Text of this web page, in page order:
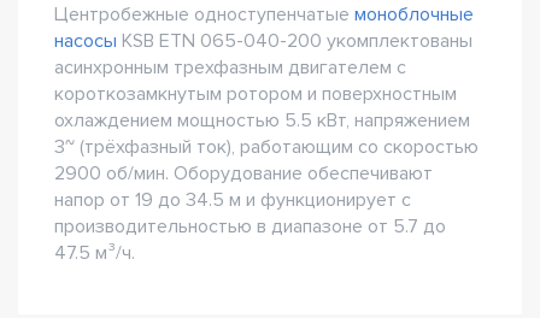
Центробежные одноступенчатые моноблочные
насосы KSB ETN 065-040-200 укомплектованы
асинхронным трехфазным двигателем с
короткозамкнутым ротором и поверхностным
охлаждением мощностью 5.5 кВт, напряжением
3~ (трёхфазный ток), работающим со скоростью
2900 об/мин. Оборудование обеспечивают
напор от 19 до 34.5 м и функционирует с
производительностью в диапазоне от 5.7 до
47.5 м³/ч.